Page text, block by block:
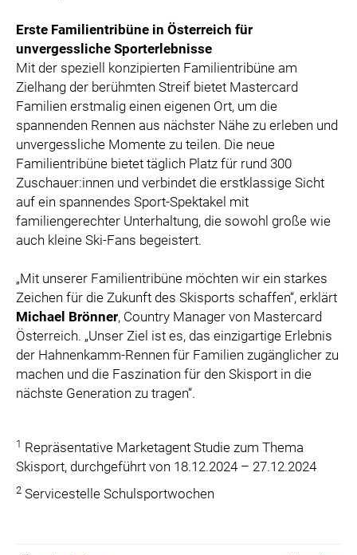
Erste Familientribüne in Österreich für
unvergessliche Sporterlebnisse
Mit der speziell konzipierten Familientribüne am
Zielhang der berühmten Streif bietet Mastercard
Familien erstmalig einen eigenen Ort, um die
spannenden Rennen aus nächster Nähe zu erleben und
unvergessliche Momente zu teilen. Die neue
Familientribüne bietet täglich Platz für rund 300
Zuschauer:innen und verbindet die erstklassige Sicht
auf ein spannendes Sport-Spektakel mit
familiengerechter Unterhaltung, die sowohl große wie
auch kleine Ski-Fans begeistert.
„Mit unserer Familientribüne möchten wir ein starkes
Zeichen für die Zukunft des Skisports schaffen“, erklärt
Michael Brönner, Country Manager von Mastercard
Österreich. „Unser Ziel ist es, das einzigartige Erlebnis
der Hahnenkamm-Rennen für Familien zugänglicher zu
machen und die Faszination für den Skisport in die
nächste Generation zu tragen“.
1 Repräsentative Marketagent Studie zum Thema
Skisport, durchgeführt von 18.12.2024 – 27.12.2024
2 Servicestelle Schulsportwochen